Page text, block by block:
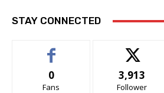
STAY CONNECTED
0
Fans
3,913
Follower